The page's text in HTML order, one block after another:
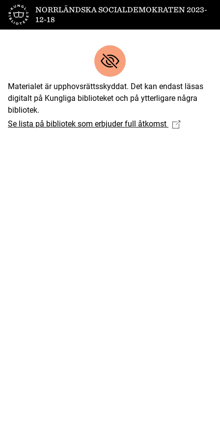
Till startsidanNORRLÄNDSKA SOCIALDEMOKRATEN 2023-
12-18
Materialet är upphovsrättsskyddat. Det kan endast läsas
digitalt på Kungliga biblioteket och på ytterligare några
bibliotek.
Se lista på bibliotek som erbjuder full åtkomst